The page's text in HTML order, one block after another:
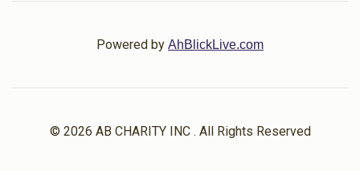
Powered by AhBlickLive.com
© 2026 AB CHARITY INC . All Rights Reserved